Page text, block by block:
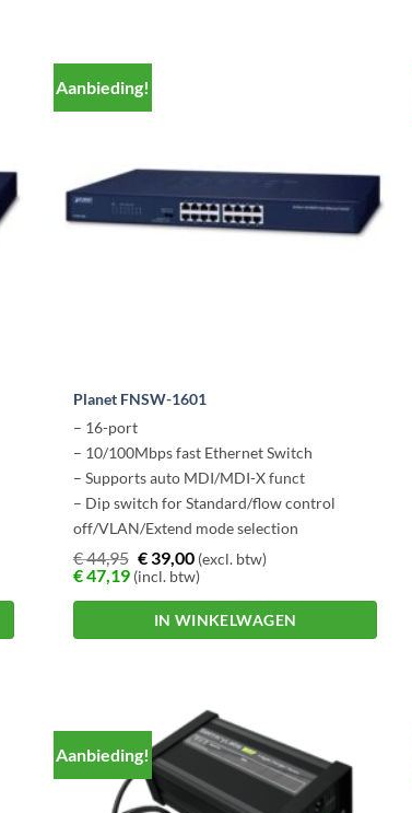
Aanbieding!
Planet FNSW-1601
– 16-port
– 10/100Mbps fast Ethernet Switch
– Supports auto MDI/MDI-X funct
– Dip switch for Standard/flow control
off/VLAN/Extend mode selection
€44,95 €39,00(excl. btw)
€47,19(incl. btw)
IN WINKELWAGEN
Aanbieding!